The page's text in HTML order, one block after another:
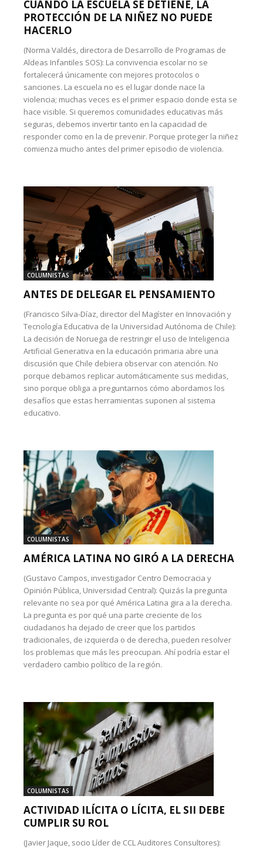
CUANDO LA ESCUELA SE DETIENE, LA
PROTECCIÓN DE LA NIÑEZ NO PUEDE
HACERLO
(Norma Valdés, directora de Desarrollo de Programas de
Aldeas Infantiles SOS): La convivencia escolar no se
fortalecerá únicamente con mejores protocolos o
sanciones. La escuela no es el lugar donde nace la
violencia; muchas veces es el primer espacio donde esta se
hace visible. Si queremos comunidades educativas más
seguras, debemos invertir tanto en la capacidad de
responder como en la de prevenir. Porque proteger la niñez
comienza mucho antes del primer episodio de violencia.
COLUMNISTAS
ANTES DE DELEGAR EL PENSAMIENTO
(Francisco Silva-Díaz, director del Magíster en Innovación y
Tecnología Educativa de la Universidad Autónoma de Chile):
La decisión de Noruega de restringir el uso de Inteligencia
Artificial Generativa en la educación primaria abre una
discusión que Chile debiera observar con atención. No
porque debamos replicar automáticamente sus medidas,
sino porque obliga a preguntarnos cómo abordamos los
desafíos que estas herramientas suponen al sistema
educativo.
COLUMNISTAS
AMÉRICA LATINA NO GIRÓ A LA DERECHA
(Gustavo Campos, investigador Centro Democracia y
Opinión Pública, Universidad Central): Quizás la pregunta
relevante no sea por qué América Latina gira a la derecha.
La pregunta es por qué una parte creciente de los
ciudadanos ha dejado de creer que los partidos
tradicionales, de izquierda o de derecha, pueden resolver
los problemas que más les preocupan. Ahí podría estar el
verdadero cambio político de la región.
COLUMNISTAS
ACTIVIDAD ILÍCITA O LÍCITA, EL SII DEBE
CUMPLIR SU ROL
(Javier Jaque, socio Líder de CCL Auditores Consultores):